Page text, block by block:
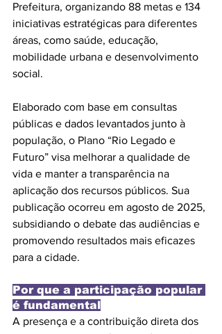
Prefeitura, organizando 88 metas e 134
iniciativas estratégicas para diferentes
áreas, como saúde, educação,
mobilidade urbana e desenvolvimento
social.
Elaborado com base em consultas
públicas e dados levantados junto à
população, o Plano “Rio Legado e
Futuro” visa melhorar a qualidade de
vida e manter a transparência na
aplicação dos recursos públicos. Sua
publicação ocorreu em agosto de 2025,
subsidiando o debate das audiências e
promovendo resultados mais eficazes
para a cidade.
Por que a participação popular
é fundamental
A presença e a contribuição direta dos